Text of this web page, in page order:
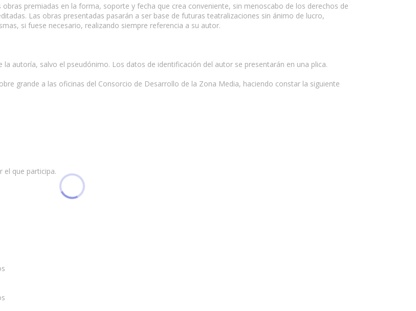
premiadas en la forma, soporte y fecha que crea conveniente, sin menoscabo de los derechos de
Las obras presentadas pasarán a ser base de futuras teatralizaciones sin ánimo de lucro,
si fuese necesario, realizando siempre referencia a su autor.
autoría, salvo el pseudónimo. Los datos de identificación del autor se presentarán en una plica.
grande a las oficinas del Consorcio de Desarrollo de la Zona Media, haciendo constar la siguiente
el que participa.